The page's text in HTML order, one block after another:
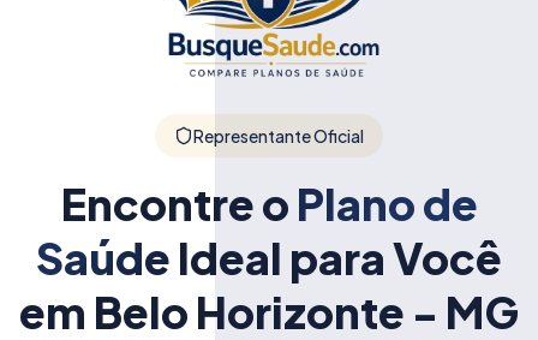
Representante Oficial
Encontre o Plano de
Saúde Ideal para Você
em Belo Horizonte - MG